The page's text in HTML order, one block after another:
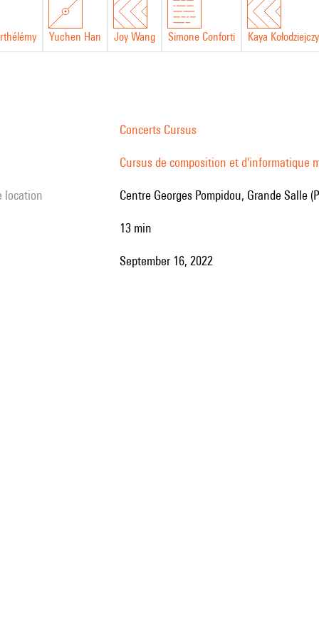
Yuchen Han Joy Wang Simone Conforti Kaya
Concerts Cursus
Cursus de composition et d'informatique
location Centre Georges Pompidou, Grande Salle
13 min
September 16, 2022